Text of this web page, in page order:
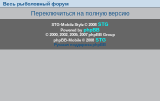
Весь рыболовный форум
Переключиться на полную версию
STG-Mobile Style © 2008 STG
Powered by phpBB
© 2000, 2002, 2005, 2007 phpBB Group
phpBB-Mobile © 2008 STG
Русская поддержка phpBB